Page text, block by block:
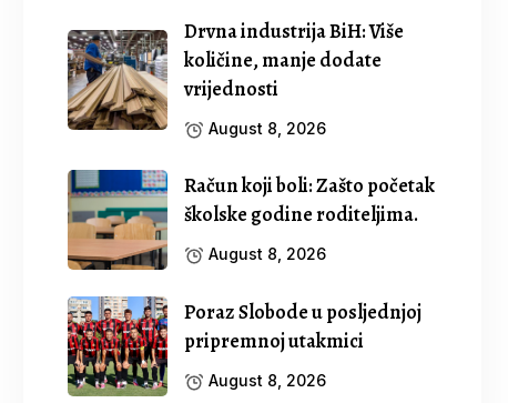
Drvna industrija BiH: Više
količine, manje dodate
vrijednosti
August 8, 2026
Račun koji boli: Zašto početak
školske godine roditeljima.
August 8, 2026
Poraz Slobode u posljednjoj
pripremnoj utakmici
August 8, 2026